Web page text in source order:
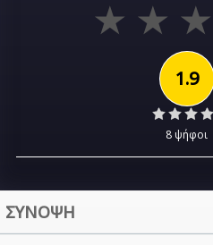
1.9
8 ψήφοι
ΣΥΝΟΨΗ